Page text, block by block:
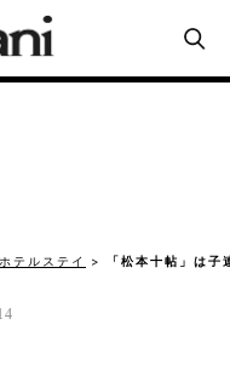
ホテルステイ 「松本十帖」は